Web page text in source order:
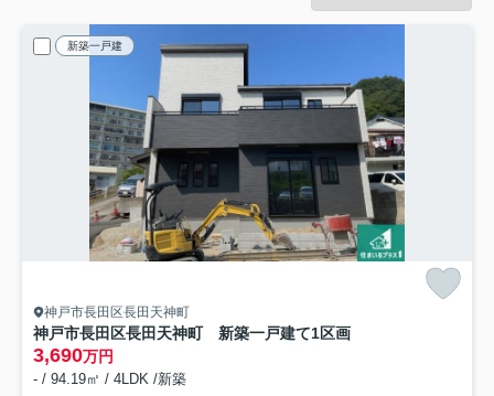
新築一戸建
神戸市長田区長田天神町
神戸市長田区長田天神町 新築一戸建て1区画
3,690万円
- / 94.19㎡ / 4LDK /新築